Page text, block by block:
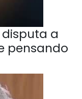
a
pensando